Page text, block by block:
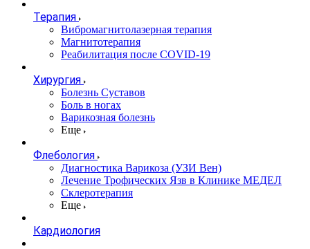
Терапия
Вибромагнитолазерная терапия
Магнитотерапия
Реабилитация после COVID-19
Хирургия
Болезнь Суставов
Боль в ногах
Варикозная болезнь
Еще
Флебология
Диагностика Варикоза (УЗИ Вен)
Лечение Трофических Язв в Клинике МЕДЕЛ
Склеротерапия
Еще
Кардиология